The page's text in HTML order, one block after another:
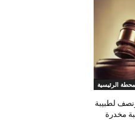
الرئيسية
12 عامًا ونصف لطبيبة